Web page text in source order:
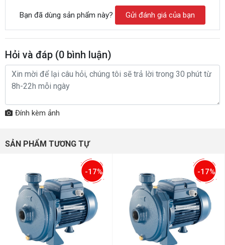
Bạn đã dùng sản phẩm này? Gửi đánh giá của bạn
Hỏi và đáp (0 bình luận)
Đính kèm ảnh
SẢN PHẨM TƯƠNG TỰ
-17% -17%